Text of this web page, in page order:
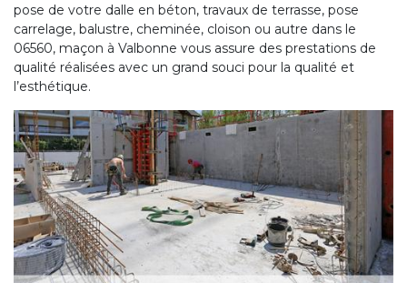
pose de votre dalle en béton, travaux de terrasse, pose
carrelage, balustre, cheminée, cloison ou autre dans le
06560, maçon à Valbonne vous assure des prestations de
qualité réalisées avec un grand souci pour la qualité et
l’esthétique.